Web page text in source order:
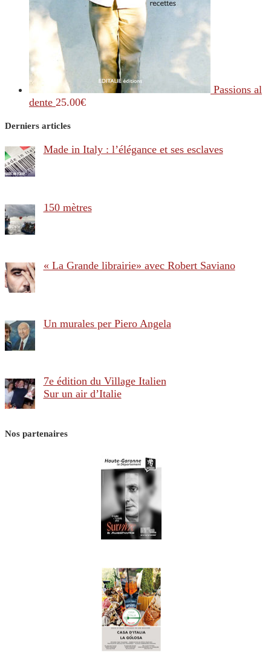
Passions al
dente 25.00€
Derniers articles
Made in Italy : l’élégance et ses esclaves
150 mètres
« La Grande librairie» avec Robert Saviano
Un murales per Piero Angela
7e édition du Village Italien
Sur un air d’Italie
Nos partenaires